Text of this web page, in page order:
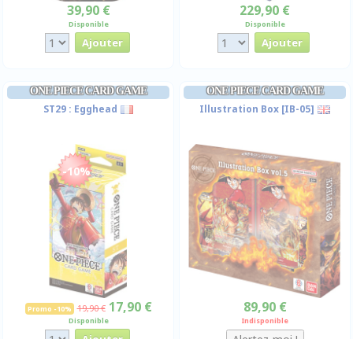
39,90 €
Disponible
229,90 €
Disponible
ONE PIECE CARD GAME
ST29 : Egghead
-10%
Promo -10% 19,90 € 17,90 €
Disponible
ONE PIECE CARD GAME
Illustration Box [IB-05]
89,90 €
Indisponible